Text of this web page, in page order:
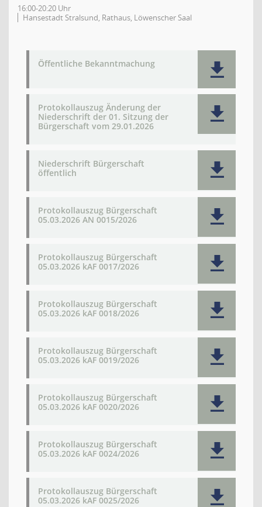
16:00-20:20 Uhr
Hansestadt Stralsund, Rathaus, Löwenscher Saal
Öffentliche Bekanntmachung
Protokollauszug Änderung der
Niederschrift der 01. Sitzung der
Bürgerschaft vom 29.01.2026
Niederschrift Bürgerschaft
öffentlich
Protokollauszug Bürgerschaft
05.03.2026 AN 0015/2026
Protokollauszug Bürgerschaft
05.03.2026 kAF 0017/2026
Protokollauszug Bürgerschaft
05.03.2026 kAF 0018/2026
Protokollauszug Bürgerschaft
05.03.2026 kAF 0019/2026
Protokollauszug Bürgerschaft
05.03.2026 kAF 0020/2026
Protokollauszug Bürgerschaft
05.03.2026 kAF 0024/2026
Protokollauszug Bürgerschaft
05.03.2026 kAF 0025/2026